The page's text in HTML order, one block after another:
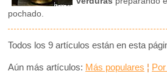
pochado.
Todos los 9 artículos están en esta
Aún más artículos: Más populares ¦